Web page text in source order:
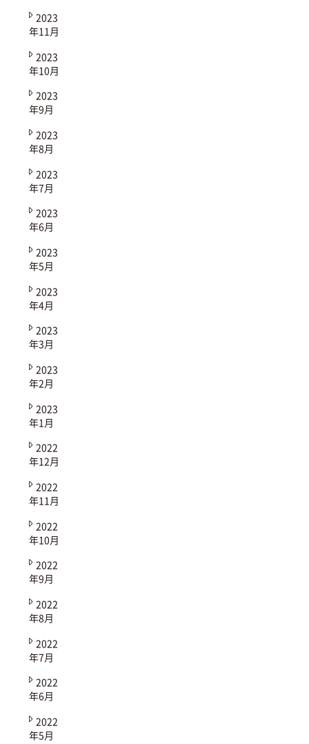
2023
年11月
2023
年10月
2023
年9月
2023
年8月
2023
年7月
2023
年6月
2023
年5月
2023
年4月
2023
年3月
2023
年2月
2023
年1月
2022
年12月
2022
年11月
2022
年10月
2022
年9月
2022
年8月
2022
年7月
2022
年6月
2022
年5月